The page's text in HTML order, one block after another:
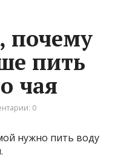
почему
пить
чая
0
нужно пить воду